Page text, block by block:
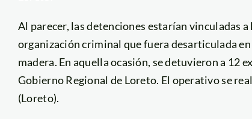
Al parecer, las detenciones estarían vinculadas
organización criminal que fuera desarticulada
madera. En aquella ocasión, se detuvieron a 12
Gobierno Regional de Loreto. El operativo se
(Loreto).